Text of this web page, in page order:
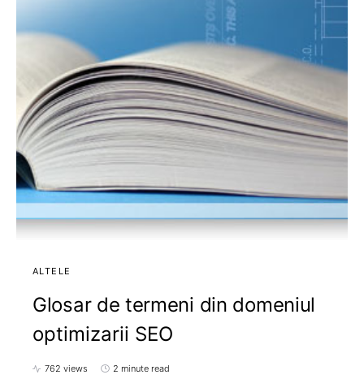
ALTELE
Glosar de termeni din domeniul
optimizarii SEO
762 views 2 minute read